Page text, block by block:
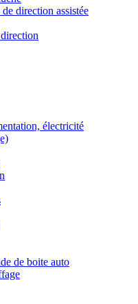
direction assistée
électricité
de boite auto